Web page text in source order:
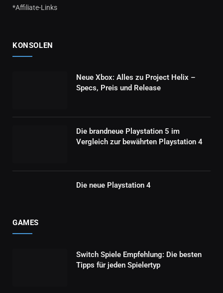
*Affiliate-Links
KONSOLEN
Neue Xbox: Alles zu Project Helix –
Specs, Preis und Release
Die brandneue Playstation 5 im
Vergleich zur bewährten Playstation 4
Die neue Playstation 4
GAMES
Switch Spiele Empfehlung: Die besten
Tipps für jeden Spielertyp